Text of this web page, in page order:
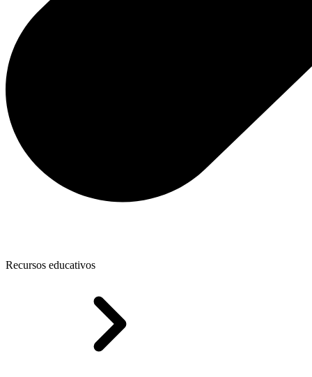
Recursos educativos